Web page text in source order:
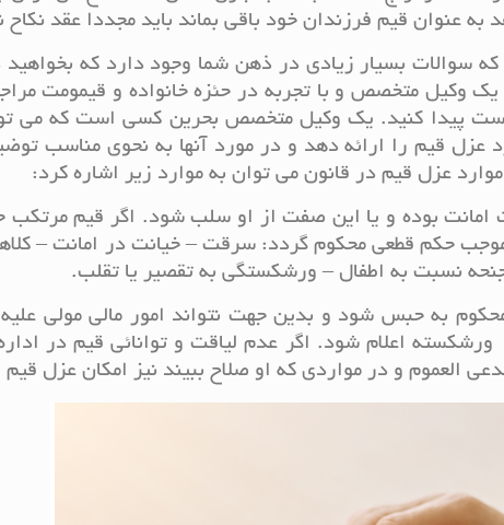
به عنوان قیم فرزندان خود باقی بماند باید مجددا عقد
که سوالات بسیار زیادی در ذهن شما وجود دارد که
وکیل متخصص و با تجربه در حئزه خانواده و قیمومت
پیدا کنید. یک وکیل متخصص بحرین کسی است که می
عزل قیم را ارائه دهد و در مورد آنها به نحوی مناسب
عزل قیم در قانون می توان به موارد زیر اشاره کرد:
امانت بوده و یا این صفت از او سلب شود. اگر قیم مرتکب
حکم قطعی محکوم گردد:‌ سرقت – خیانت در امانت –
نسبت به اطفال – ورشکستگی به تقصیر یا تقلب.
به حبس شود و بدین جهت نتواند امور مالی مولی
اعلام شود. اگر عدم لیاقت و توانائی قیم در اداره
العموم و در مواردی که او صلاح ببیند نیز امکان عزل قیم